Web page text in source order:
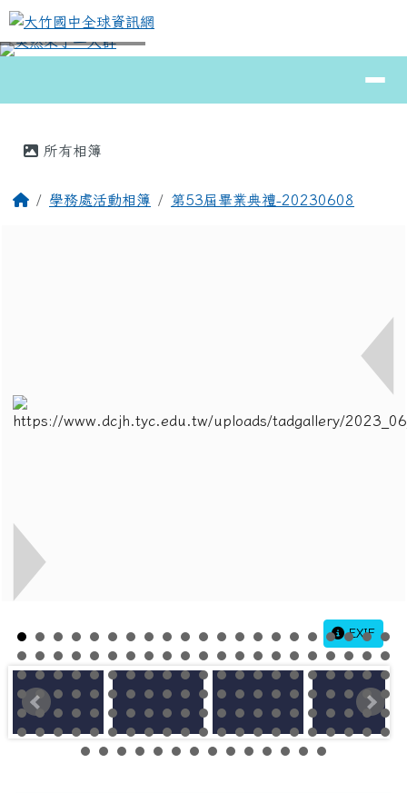
跳至主內容區
大竹國中全球資訊網
⏸
所有相簿
回首頁學務處活動相簿 第53屆畢業典禮-20230608
EXIF